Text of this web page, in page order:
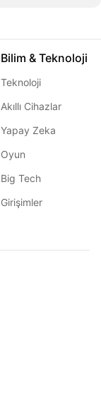
Bilim & Teknoloji
Teknoloji
Akıllı Cihazlar
Yapay Zeka
Oyun
Big Tech
Girişimler